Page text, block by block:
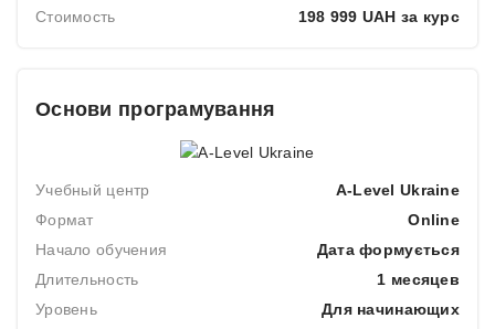
Стоимость
198 999 UAH за курс
Основи програмування
Учебный центр
A-Level Ukraine
Формат
Online
Начало обучения
Дата формується
Длительность
1 месяцев
Уровень
Для начинающих